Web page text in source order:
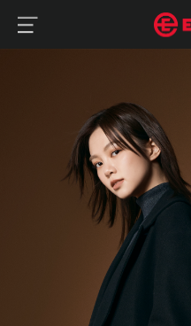
‘얼죽코’ 시리즈 ② : 남은 겨울, 코
매거진 상세보기